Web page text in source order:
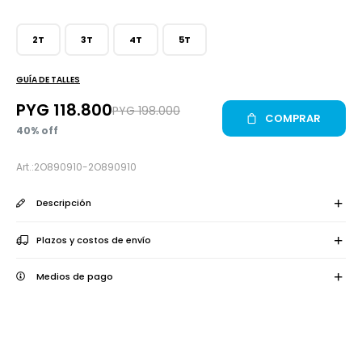
2O890910-2O890910
2T 3T 4T 5T
GUÍA DE TALLES
PYG 118.800PYG 198.000
40
COMPRAR
Descripción
Plazos y costos de envío
Medios de pago